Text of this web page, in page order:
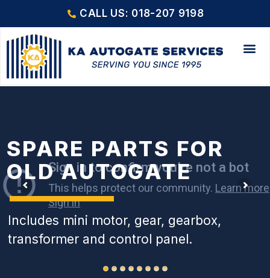
CALL US: 018-207 9198
SPARE PARTS FOR
OLD AUTOGATE
Includes mini motor, gear, gearbox,
transformer and control panel.